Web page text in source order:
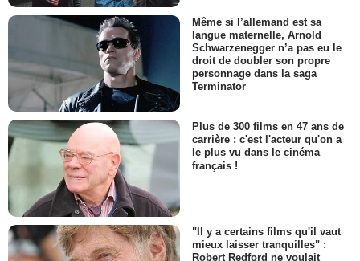
Même si l’allemand est sa
langue maternelle, Arnold
Schwarzenegger n’a pas eu le
droit de doubler son propre
personnage dans la saga
Terminator
Plus de 300 films en 47 ans de
carrière : c'est l'acteur qu'on a
le plus vu dans le cinéma
français !
"Il y a certains films qu'il vaut
mieux laisser tranquilles" :
Robert Redford ne voulait